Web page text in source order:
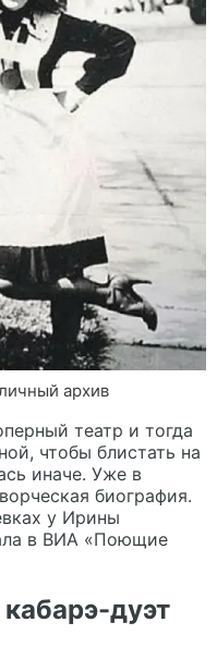
архив
театр и тогда
чтобы блистать на
иначе. Уже в
биография.
у Ирины
в ВИА «Поющие
дуэт